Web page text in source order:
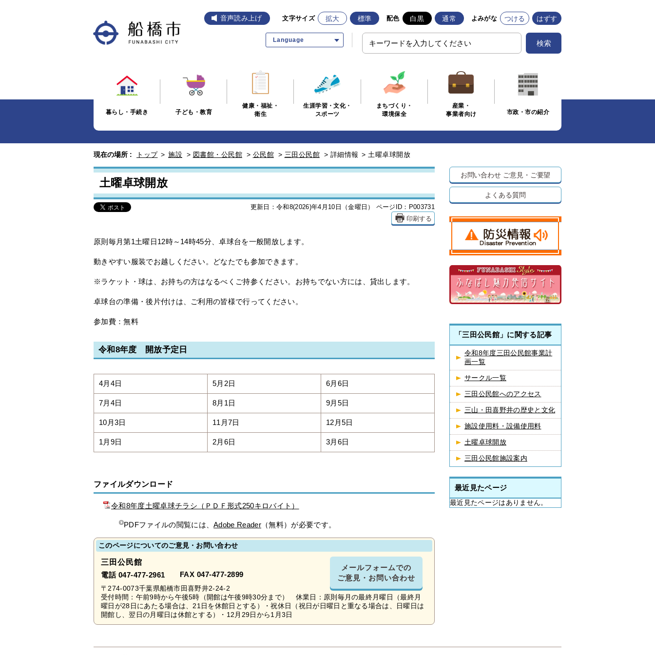
音声読み上げ 文字サイズ 拡大 標準 配色 白黒 通常 よみがな つける はずす
Language 検索
暮らし・手続き 子ども・教育
健康・福祉・
衛生
生涯学習・文化・
スポーツ
まちづくり・
環境保全
産業・
事業者向け
市政・市の紹介
現在の場所 : トップ > 施設 > 図書館・公民館 > 公民館 > 三田公民館 > 詳細情報 > 土曜卓球開放
土曜卓球開放
更新日：令和8(2026)年4月10日（金曜日） ページID：P003731
印刷する
原則毎月第1土曜日12時～14時45分、卓球台を一般開放します。
動きやすい服装でお越しください。どなたでも参加できます。
※ラケット・球は、お持ちの方はなるべくご持参ください。お持ちでない方には、貸出します。
卓球台の準備・後片付けは、ご利用の皆様で行ってください。
参加費：無料
令和8年度 開放予定日
4月4日 5月2日 6月6日
7月4日 8月1日 9月5日
10月3日 11月7日 12月5日
1月9日 2月6日 3月6日
ファイルダウンロード
令和8年度土曜卓球チラシ（ＰＤＦ形式250キロバイト）
PDFファイルの閲覧には、Adobe Reader （無料）が必要です。
このページについてのご意見・お問い合わせ
三田公民館
電話 047-477-2961 FAX 047-477-2899
メールフォームでの
ご意見・お問い合わせ
〒274-0073千葉県船橋市田喜野井2-24-2
受付時間：午前9時から午後5時（開館は午後9時30分まで） 休業日：原則毎月の最終月曜日（最終月
曜日が28日にあたる場合は、21日を休館日とする）・祝休日（祝日が日曜日と重なる場合は、日曜日は
開館し、翌日の月曜日は休館とする）・12月29日から1月3日
お問い合わせ ご意見・ご要望
よくある質問
「三田公民館」に関する記事
令和8年度三田公民館事業計
画一覧
サークル一覧
三田公民館へのアクセス
三山・田喜野井の歴史と文化
施設使用料・設備使用料
土曜卓球開放
三田公民館施設案内
最近見たページ
最近見たページはありません。